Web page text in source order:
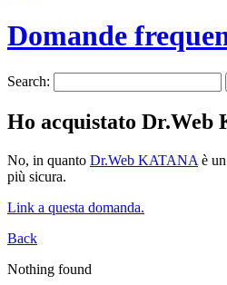
Domande
Search:
Ho acquistato Dr.Web
No, in quanto Dr.Web KATANA è
più sicura.
Link a questa domanda.
Back
Nothing found